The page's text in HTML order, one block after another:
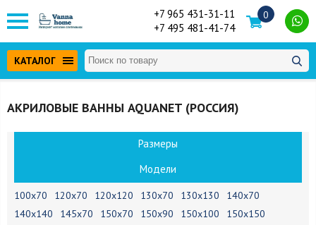
+7 965 431-31-11
+7 495 481-41-74
0
КАТАЛОГ
АКРИЛОВЫЕ ВАННЫ AQUANET (РОССИЯ)
Размеры
Модели
100х70 120х70 120х120 130х70 130х130
140х70
140х140
145х70 150х70 150х90 150х100
150х150